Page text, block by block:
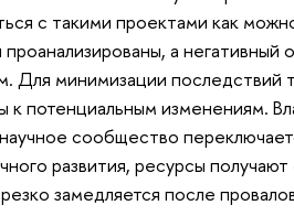
с такими проектами как
проанализированы, а
Для минимизации последствий
к потенциальным изменениям.
сообщество
развития, ресурсы
замедляется после